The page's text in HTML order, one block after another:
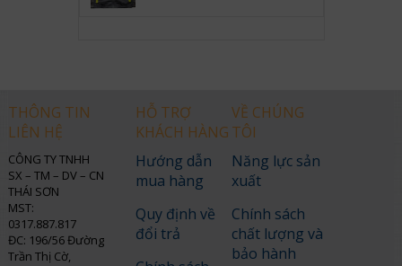
THÔNG TIN
LIÊN HỆ
CÔNG TY TNHH
SX – TM – DV – CN
THÁI SƠN
MST:
0317.887.817
ĐC: 196/56 Đường
Trần Thị Cờ,
HỖ TRỢ
KHÁCH HÀNG
Hướng dẫn
mua hàng
Quy định về
đổi trả
VỀ CHÚNG
TÔI
Năng lực sản
xuất
Chính sách
chất lượng và
bảo hành